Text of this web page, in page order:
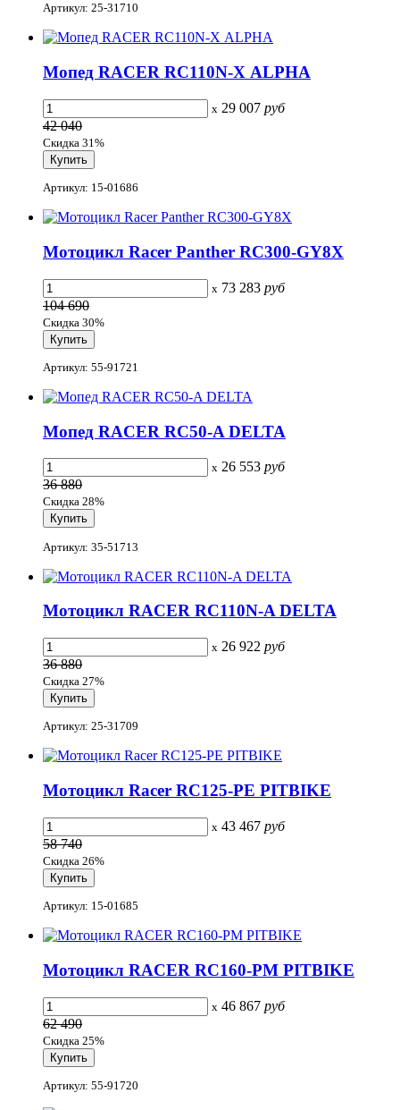
Артикул: 25-31710
Мопед RACER RC110N-Х ALPHA
x 29 007 руб
42 040
Скидка 31%
Артикул: 15-01686
Мотоцикл Racer Panther RC300-GY8X
x 73 283 руб
104 690
Скидка 30%
Артикул: 55-91721
Мопед RACER RC50-A DELTA
x 26 553 руб
36 880
Скидка 28%
Артикул: 35-51713
Мотоцикл RACER RC110N-A DELTA
x 26 922 руб
36 880
Скидка 27%
Артикул: 25-31709
Мотоцикл Racer RC125-PE PITBIKE
x 43 467 руб
58 740
Скидка 26%
Артикул: 15-01685
Мотоцикл RACER RC160-PM PITBIKE
x 46 867 руб
62 490
Скидка 25%
Артикул: 55-91720